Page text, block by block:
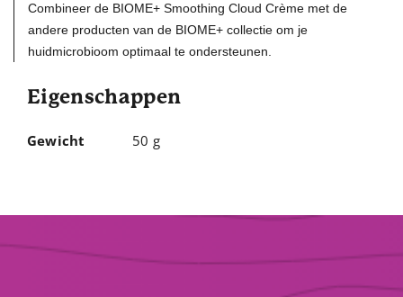
Combineer de BIOME+ Smoothing Cloud Crème met de
andere producten van de BIOME+ collectie om je
huidmicrobioom optimaal te ondersteunen.
Eigenschappen
Gewicht 50 g